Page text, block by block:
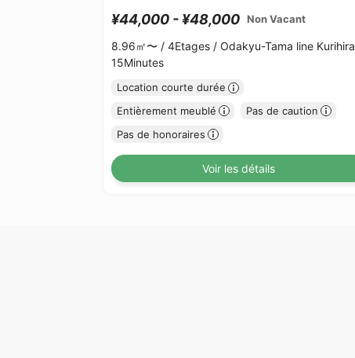
¥44,000 - ¥48,000 Non Vacant
8.96㎡〜 / 4Etages / Odakyu-Tama line Kurihira
15Minutes
Location courte durée
Entièrement meublé
Pas de caution
Pas de honoraires
Voir les détails